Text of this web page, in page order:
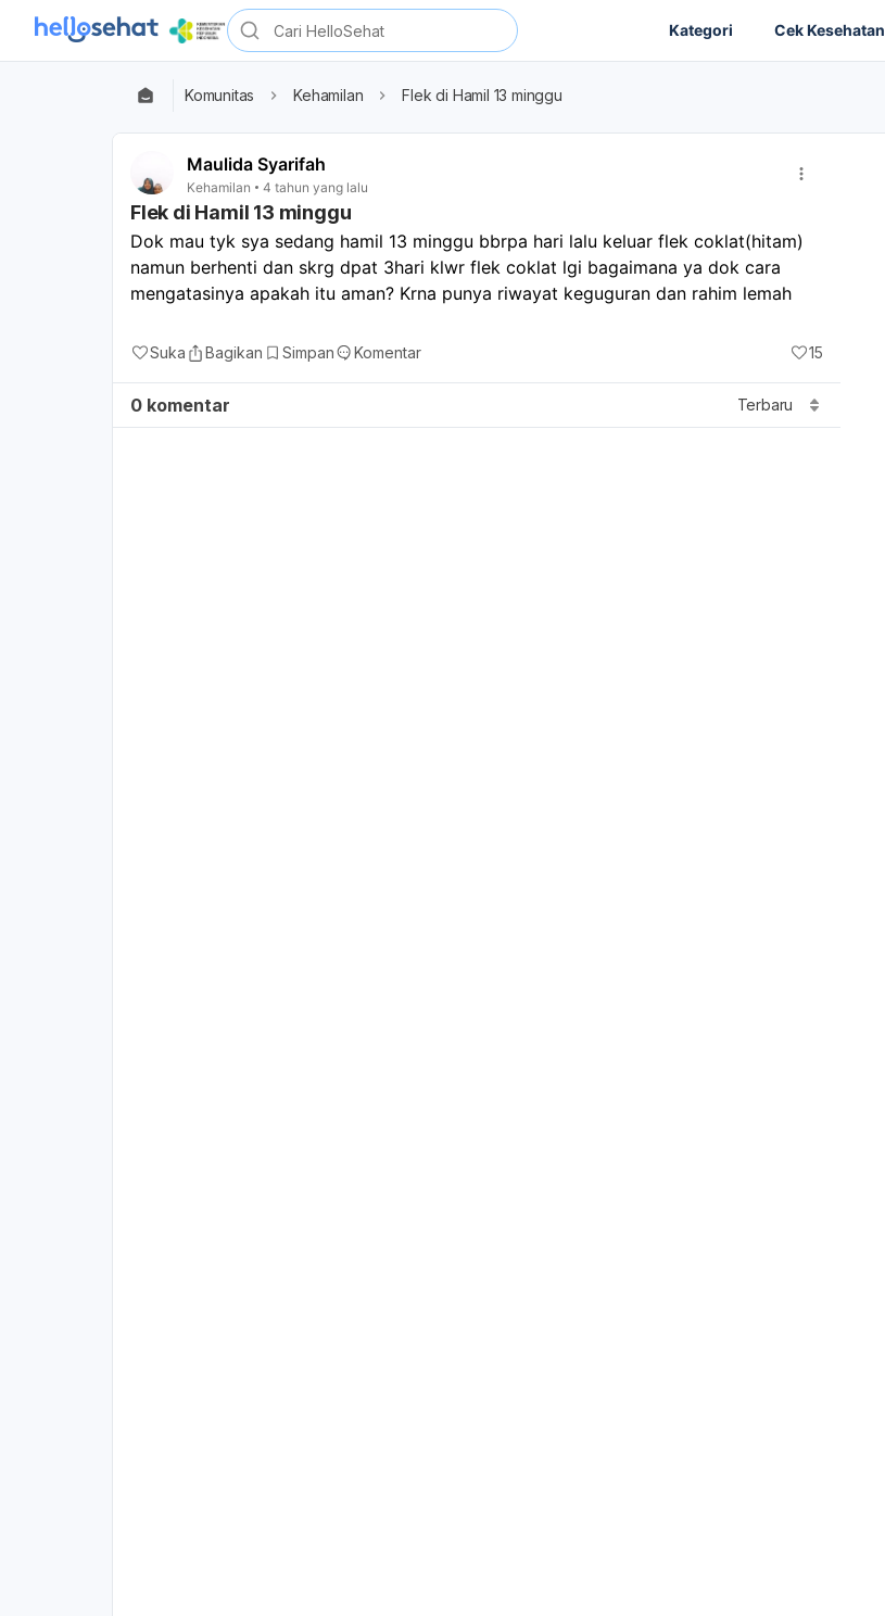
Kategori Cek Kesehatan
Komunitas Kehamilan Flek di Hamil 13 minggu
Maulida Syarifah
Kehamilan 4 tahun yang lalu
Flek di Hamil 13 minggu
Dok mau tyk sya sedang hamil 13 minggu bbrpa hari lalu keluar flek coklat(hitam)
namun berhenti dan skrg dpat 3hari klwr flek coklat lgi bagaimana ya dok cara
mengatasinya apakah itu aman? Krna punya riwayat keguguran dan rahim lemah
Suka Bagikan Simpan Komentar 15
0 komentar Terbaru